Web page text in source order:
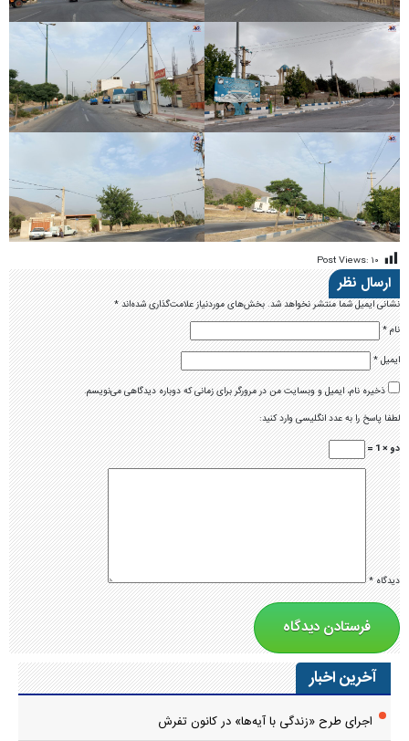
Post Views: ۱۰
ارسال نظر
نشانی ایمیل شما منتشر نخواهد شد.بخش‌های موردنیاز علامت‌گذاری شده‌اند*
نام*
ایمیل*
ذخیره نام، ایمیل و وبسایت من در مرورگر برای زمانی که دوباره دیدگاهی می‌نویسم.
لطفا پاسخ را به عدد انگلیسی وارد کنید:
دو × 1 =
دیدگاه*
آخرین اخبار
اجرای طرح «زندگی با آیه‌ها» در کانون تفرش